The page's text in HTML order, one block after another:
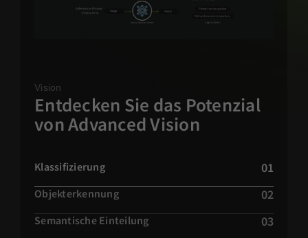
Vision
Entdecken Sie das Potenzial
von Advanced Vision
Klassifizierung 01
Objekterkennung 02
Semantische Einteilung 03